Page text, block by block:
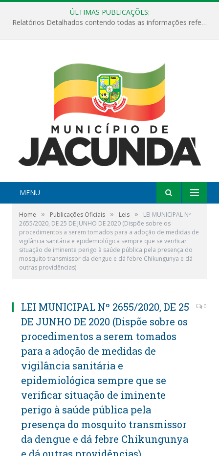
ÚLTIMAS PUBLICAÇÕES:
Relatórios Detalhados contendo todas as informações referentes a execução de recursos destinados ao fomento de projetos culturais no Município de Jacundá entre os anos de 2022 ao presente ano de 2026.
MENU
Home » Publicações Oficiais » Leis »
LEI MUNICIPAL Nº
2655/2020, DE 25 DE JUNHO DE 2020 (Dispõe sobre os
procedimentos a serem tomados para a adoção de medidas de
vigilância sanitária e epidemiológica sempre que se verificar
situação de iminente perigo à saúde pública pela presença do
mosquito transmissor da dengue e dá febre Chikungunya e dá
outras providências)
LEI MUNICIPAL Nº 2655/2020, DE 25
DE JUNHO DE 2020 (Dispõe sobre os
procedimentos a serem tomados
para a adoção de medidas de
vigilância sanitária e
epidemiológica sempre que se
verificar situação de iminente
perigo à saúde pública pela
presença do mosquito transmissor
da dengue e dá febre Chikungunya
0